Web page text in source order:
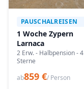
PAUSCHALREISEN
1 Woche Zypern
Larnaca
2 Erw. - Halbpension - 4
Sterne
ab859 €/ Person